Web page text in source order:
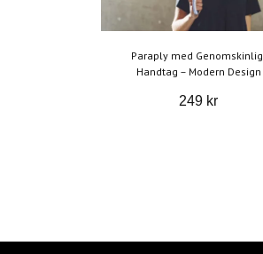
Paraply med
Handtag – Modern Design
249 kr